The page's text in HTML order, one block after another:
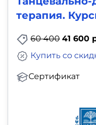
терапия.
60 400 41 600
Сертификат
Купить со